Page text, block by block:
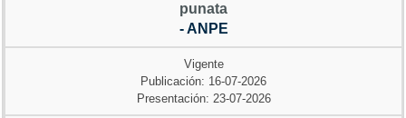
punata
- ANPE
Vigente
Publicación: 16-07-2026
Presentación: 23-07-2026